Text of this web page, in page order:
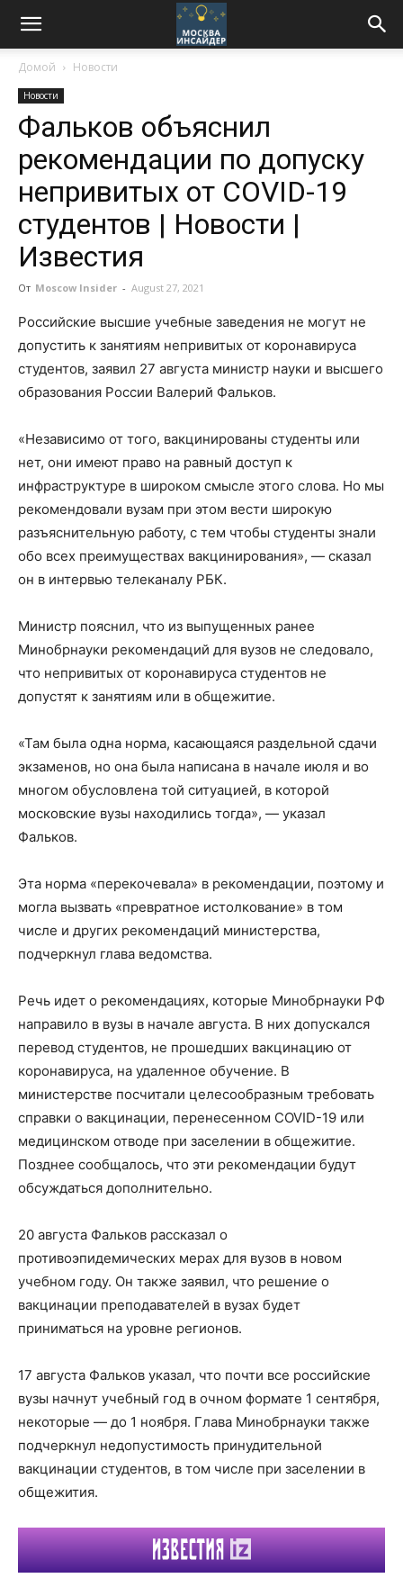
Домой Новости
Новости
Фальков объяснил
рекомендации по допуску
непривитых от COVID-19
студентов | Новости |
Известия
От Moscow Insider - August 27, 2021
Российские высшие учебные заведения не могут не
допустить к занятиям непривитых от коронавируса
студентов, заявил 27 августа министр науки и высшего
образования России Валерий Фальков.
«Независимо от того, вакцинированы студенты или
нет, они имеют право на равный доступ к
инфраструктуре в широком смысле этого слова. Но мы
рекомендовали вузам при этом вести широкую
разъяснительную работу, с тем чтобы студенты знали
обо всех преимуществах вакцинирования», — сказал
он в интервью телеканалу РБК.
Министр пояснил, что из выпущенных ранее
Минобрнауки рекомендаций для вузов не следовало,
что непривитых от коронавируса студентов не
допустят к занятиям или в общежитие.
«Там была одна норма, касающаяся раздельной сдачи
экзаменов, но она была написана в начале июля и во
многом обусловлена той ситуацией, в которой
московские вузы находились тогда», — указал
Фальков.
Эта норма «перекочевала» в рекомендации, поэтому и
могла вызвать «превратное истолкование» в том
числе и других рекомендаций министерства,
подчеркнул глава ведомства.
Речь идет о рекомендациях, которые Минобрнауки РФ
направило в вузы в начале августа. В них допускался
перевод студентов, не прошедших вакцинацию от
коронавируса, на удаленное обучение. В
министерстве посчитали целесообразным требовать
справки о вакцинации, перенесенном COVID-19 или
медицинском отводе при заселении в общежитие.
Позднее сообщалось, что эти рекомендации будут
обсуждаться дополнительно.
20 августа Фальков рассказал о
противоэпидемических мерах для вузов в новом
учебном году. Он также заявил, что решение о
вакцинации преподавателей в вузах будет
приниматься на уровне регионов.
17 августа Фальков указал, что почти все российские
вузы начнут учебный год в очном формате 1 сентября,
некоторые — до 1 ноября. Глава Минобрнауки также
подчеркнул недопустимость принудительной
вакцинации студентов, в том числе при заселении в
общежития.